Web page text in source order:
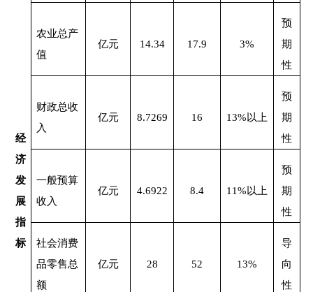
经
济
发
展
指
标
农业总产
值
亿元 14.34 17.9 3%
预
期
性
财政总收
入
亿元 8.7269 16 13%以上
预
期
性
一般预算
收入
亿元 4.6922 8.4 11%以上
预
期
性
社会消费
品零售总
额
亿元 28 52 13%
导
向
性